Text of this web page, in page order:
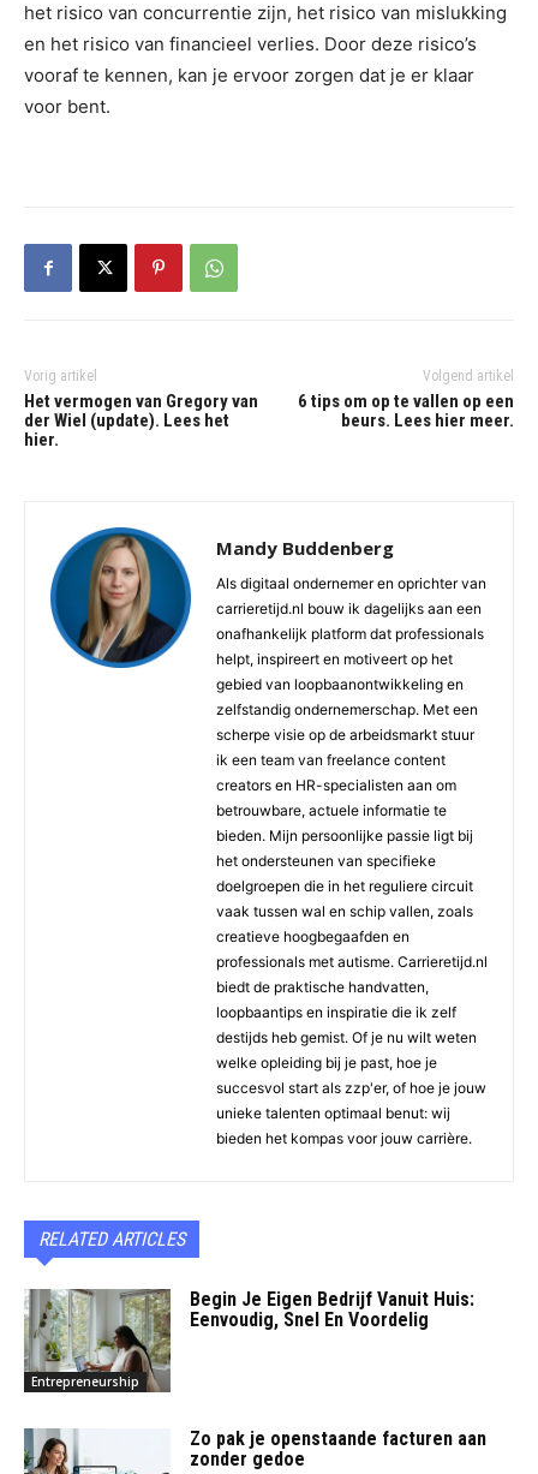
het risico van concurrentie zijn, het risico van mislukking
en het risico van financieel verlies. Door deze risico’s
vooraf te kennen, kan je ervoor zorgen dat je er klaar
voor bent.
Vorig artikel
Het vermogen van Gregory van
der Wiel (update). Lees het
hier.
Volgend artikel
6 tips om op te vallen op een
beurs. Lees hier meer.
Mandy Buddenberg
Als digitaal ondernemer en oprichter van
carrieretijd.nl bouw ik dagelijks aan een
onafhankelijk platform dat professionals
helpt, inspireert en motiveert op het
gebied van loopbaanontwikkeling en
zelfstandig ondernemerschap. Met een
scherpe visie op de arbeidsmarkt stuur
ik een team van freelance content
creators en HR-specialisten aan om
betrouwbare, actuele informatie te
bieden. Mijn persoonlijke passie ligt bij
het ondersteunen van specifieke
doelgroepen die in het reguliere circuit
vaak tussen wal en schip vallen, zoals
creatieve hoogbegaafden en
professionals met autisme. Carrieretijd.nl
biedt de praktische handvatten,
loopbaantips en inspiratie die ik zelf
destijds heb gemist. Of je nu wilt weten
welke opleiding bij je past, hoe je
succesvol start als zzp'er, of hoe je jouw
unieke talenten optimaal benut: wij
bieden het kompas voor jouw carrière.
RELATED ARTICLES
Entrepreneurship
Begin Je Eigen Bedrijf Vanuit Huis:
Eenvoudig, Snel En Voordelig
Zo pak je openstaande facturen aan
zonder gedoe